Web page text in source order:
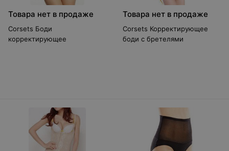
Товара нет в продаже
Corsets Боди
корректирующее
Товара нет в продаже
Corsets Корректирующее
боди с бретелями